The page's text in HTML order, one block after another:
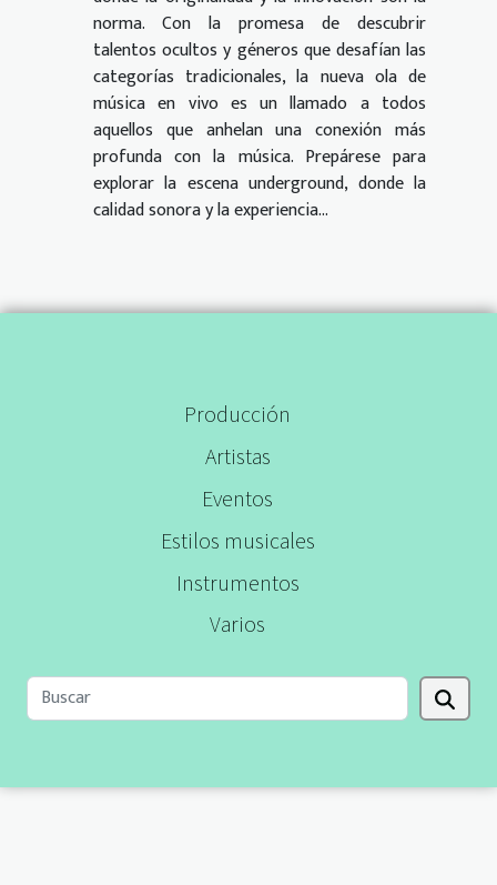
norma. Con la promesa de descubrir
talentos ocultos y géneros que desafían las
categorías tradicionales, la nueva ola de
música en vivo es un llamado a todos
aquellos que anhelan una conexión más
profunda con la música. Prepárese para
explorar la escena underground, donde la
calidad sonora y la experiencia...
Producción
Artistas
Eventos
Estilos musicales
Instrumentos
Varios